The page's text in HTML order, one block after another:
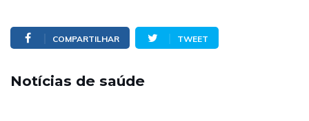
COMPARTILHAR TWEET
Notícias de saúde